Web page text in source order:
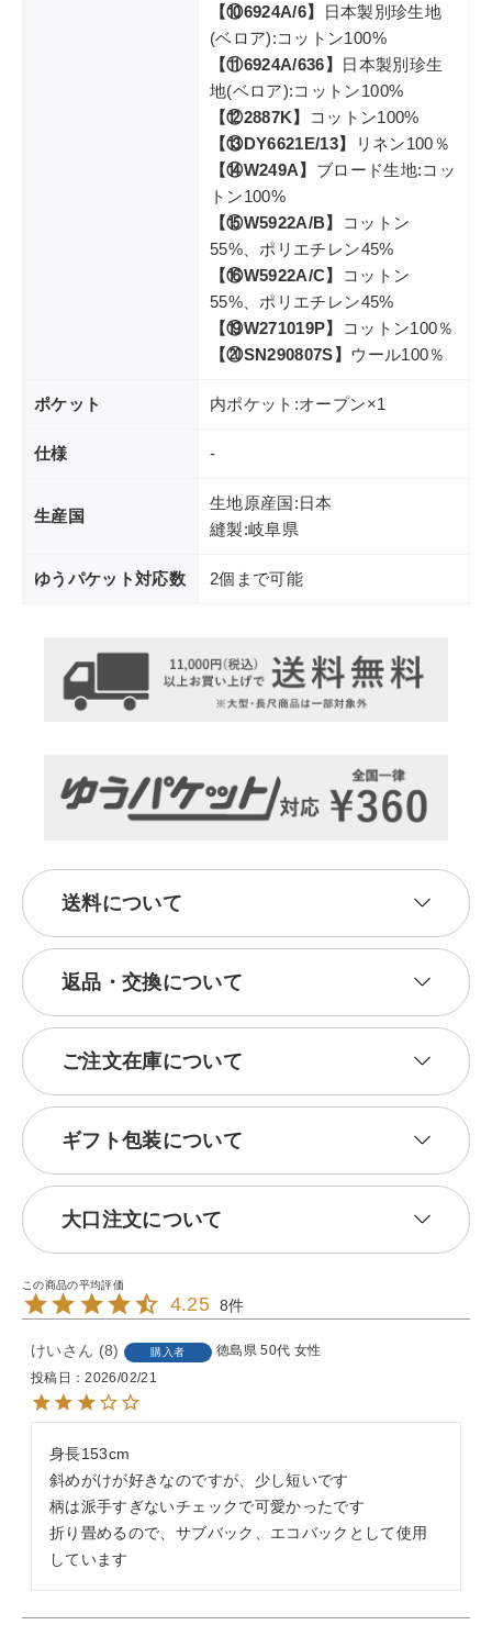
【⑩6924A/6】
日本製別珍生地
(ベロア):コットン100%
【⑪6924A/636】
日本製別珍生
地(ベロア):コットン100%
【⑫2887K】
コットン100%
【⑬DY6621E/13】
リネン100％
【⑭W249A】 ブロード生地:コッ
トン100%
【⑮W5922A/B】
コットン
55%、ポリエチレン45%
【⑯W5922A/C】
コットン
55%、ポリエチレン45%
【⑲W271019P】
コットン100％
【⑳SN290807S】 ウール100％
ポケット 内ポケット:オープン×1
仕様 -
生産国
生地原産国:日本
縫製:岐阜県
ゆうパケット対応数 2個まで可能
送料について
返品・交換について
ご注文在庫について
ギフト包装について
大口注文について
4.25 8
けい 8 購入者 徳島県 50代 女性
投稿日
2026/02/21
身長153cm
斜めがけが好きなのですが、少し短いです
柄は派手すぎないチェックで可愛かったです
折り畳めるので、サブバック、エコバックとして使用
しています